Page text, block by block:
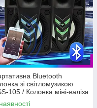
Bluetooth
зі світломузикою
105 / Колонка міні-валіза
SD, FM, AUX